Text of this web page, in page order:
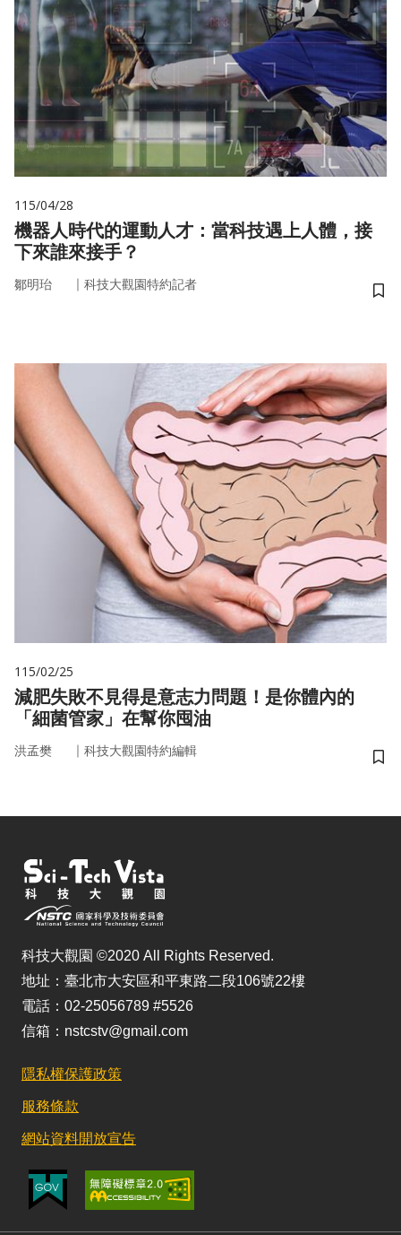
115/04/28
機器人時代的運動人才：當科技遇上人體，接
下來誰來接手？
鄒明珆 ｜ 科技大觀園特約記者
儲
115/02/25
減肥失敗不見得是意志力問題！是你體內的
「細菌管家」在幫你囤油
洪孟樊 ｜ 科技大觀園特約編輯
儲
科技大觀園 ©2020 All Rights Reserved.
地址：臺北市大安區和平東路二段106號22樓
電話：02-25056789 #5526
信箱：nstcstv@gmail.com
隱私權保護政策
服務條款
網站資料開放宣告